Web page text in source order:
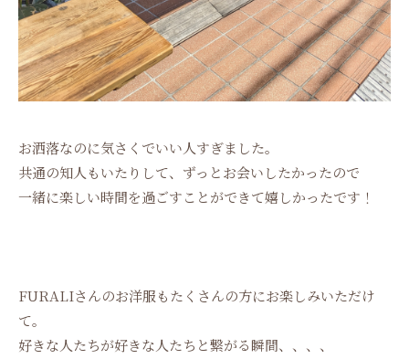
お洒落なのに気さくでいい人すぎました。
共通の知人もいたりして、ずっとお会いしたかったので
一緒に楽しい時間を過ごすことができて嬉しかったです！
FURALIさんのお洋服もたくさんの方にお楽しみいただけ
て。
好きな人たちが好きな人たちと繋がる瞬間、、、、